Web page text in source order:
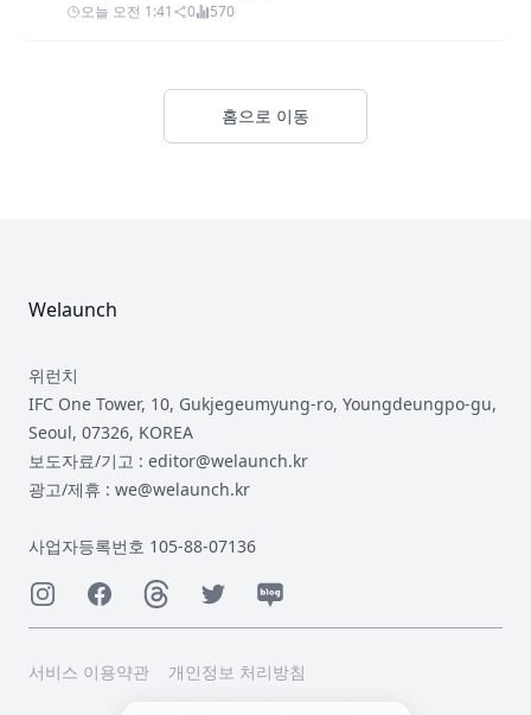
오늘 오전 1:41 0 570
홈으로 이동
Welaunch
위런치
IFC One Tower, 10, Gukjegeumyung-ro, Youngdeungpo-gu,
Seoul, 07326, KOREA
보도자료/기고 : editor@welaunch.kr
광고/제휴 : we@welaunch.kr
사업자등록번호 105-88-07136
InstagramFacebookThreadsTwitterNaver
서비스 이용약관 개인정보 처리방침